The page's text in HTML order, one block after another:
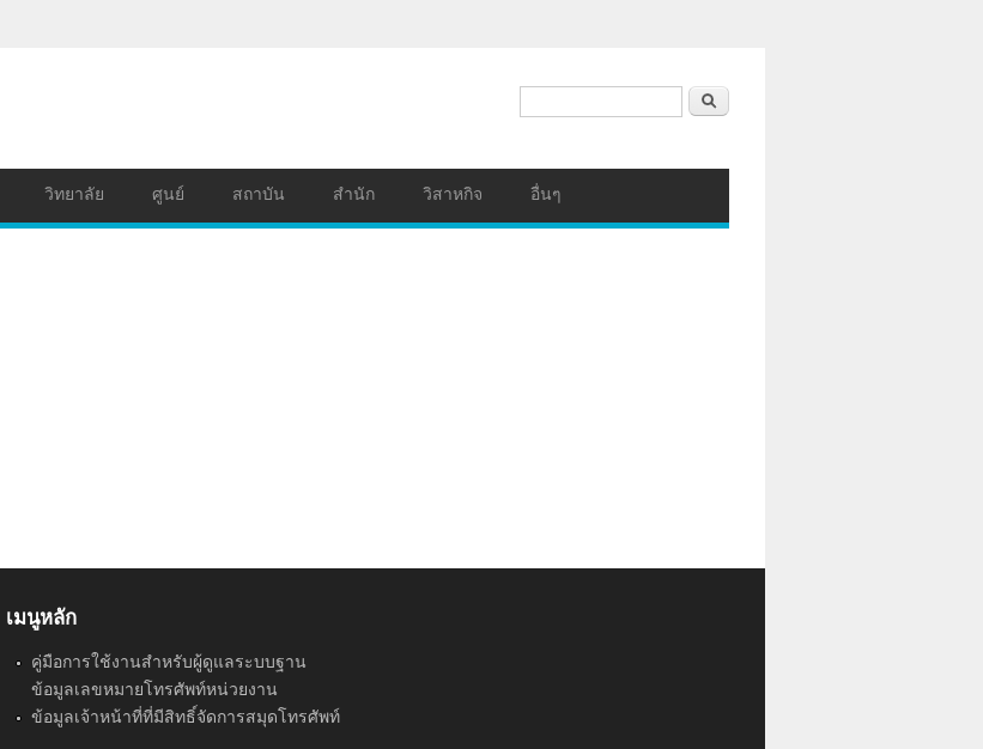
ค้นหา
วิทยาลัย ศูนย์ สถาบัน สำนัก วิสาหกิจ อื่นๆ
เมนูหลัก
คู่มือการใช้งานสำหรับผู้ดูแลระบบฐาน
ข้อมูลเลขหมายโทรศัพท์หน่วยงาน
ข้อมูลเจ้าหน้าที่ที่มีสิทธิ์จัดการสมุดโทรศัพท์